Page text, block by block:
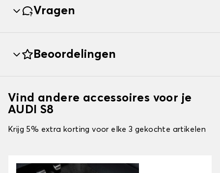
Vragen
Beoordelingen
Vind andere accessoires voor je
AUDI S8
Krijg 5% extra korting voor elke 3 gekochte artikelen